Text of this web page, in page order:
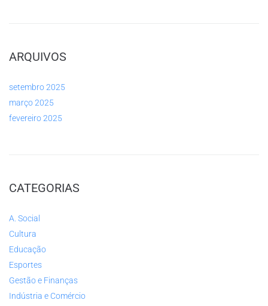
ARQUIVOS
setembro 2025
março 2025
fevereiro 2025
CATEGORIAS
A. Social
Cultura
Educação
Esportes
Gestão e Finanças
Indústria e Comércio